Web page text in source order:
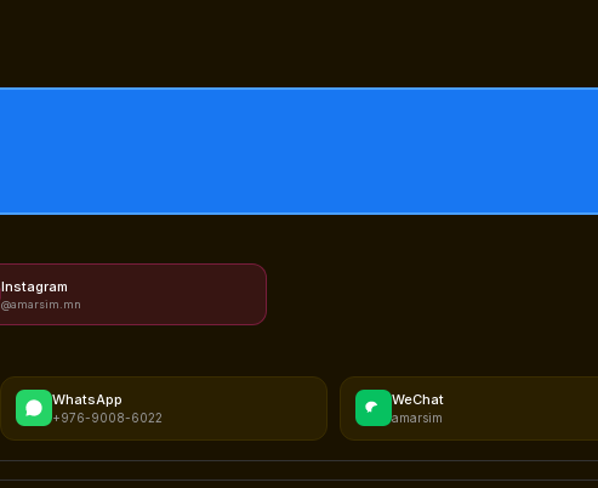
Instagram
@amarsim.mn
WhatsApp
+976-9008-6022
WeChat
amarsim